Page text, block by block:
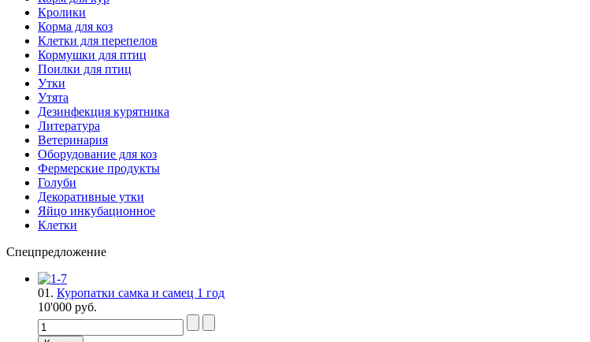
Кролики
Корма для коз
Клетки для перепелов
Кормушки для птиц
Поилки для птиц
Утки
Утята
Дезинфекция курятника
Литература
Ветеринария
Оборудование для коз
Фермерские продукты
Голуби
Декоративные утки
Яйцо инкубационное
Клетки
Спецпредложение
01. Куропатки самка и самец 1 год
10'000 руб.